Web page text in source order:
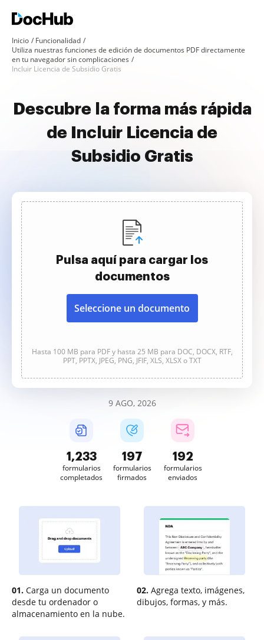
Inicio
Funcionalidad
Utiliza nuestras funciones de edición de documentos PDF directamente
en tu navegador sin complicaciones
Incluir Licencia de Subsidio Gratis
Descubre la forma más rápida
de Incluir Licencia de
Subsidio Gratis
Pulsa aquí para cargar los
documentos
Seleccione un documento
Hasta 100 MB para PDF y hasta 25 MB para DOC, DOCX, RTF,
PPT, PPTX, JPEG, PNG, JFIF, XLS, XLSX o TXT
9 AGO, 2026
1,233
formularios
completados
197
formularios
firmados
192
formularios
enviados
01. Carga un documento
desde tu ordenador o
almacenamiento en la nube.
02. Agrega texto, imágenes,
dibujos, formas, y más.